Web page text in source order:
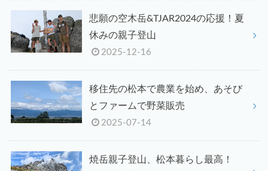
悲願の空木岳&TJAR2024の応援！夏
休みの親子登山
2025-12-16
移住先の松本で農業を始め、あそび
とファームで野菜販売
2025-07-14
焼岳親子登山、松本暮らし最高！